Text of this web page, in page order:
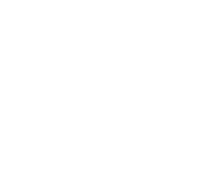
씨에 관계 없이 매일 진행됩니다 시장 산책을